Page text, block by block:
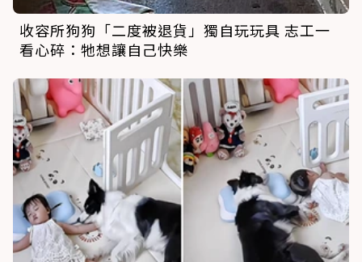
收容所狗狗「二度被退貨」獨自玩玩具 志工一
看心碎：牠想讓自己快樂